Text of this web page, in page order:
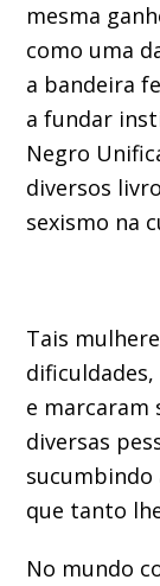
mesma
como uma
a bandeira
a fundar
Negro
diversos
sexismo na
Tais
e marcaram
diversas
sucumbindo
que tanto
No mundo